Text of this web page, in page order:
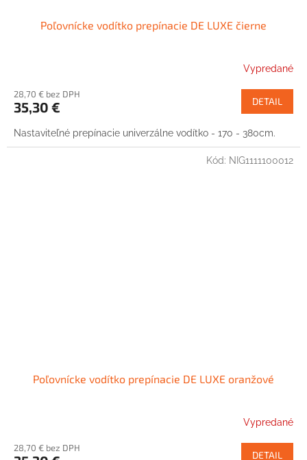
Poľovnícke vodítko prepínacie DE LUXE čierne
Vypredané
28,70 € bez DPH
35,30 € DETAIL
Nastaviteľné prepínacie univerzálne vodítko - 170 - 380cm.
Poľovnícke vodítko prepínacie DE LUXE oranžové
Vypredané
28,70 € bez DPH
DETAIL
Kód: NIG1111100012